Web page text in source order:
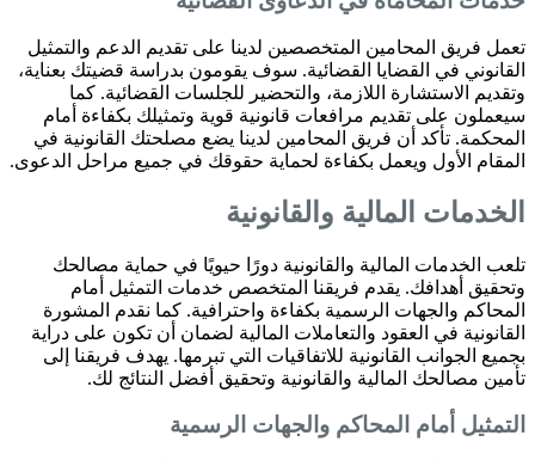
تعمل فريق المحامين المتخصصين لدينا على تقديم الدعم والتمثيل
القانوني في القضايا القضائية. سوف يقومون بدراسة قضيتك بعناية،
وتقديم الاستشارة اللازمة، والتحضير للجلسات القضائية. كما
سيعملون على تقديم مرافعات قانونية قوية وتمثيلك بكفاءة أمام
المحكمة. تأكد أن فريق المحامين لدينا يضع مصلحتك القانونية في
المقام الأول ويعمل بكفاءة لحماية حقوقك في جميع مراحل الدعوى.
الخدمات المالية والقانونية
تلعب الخدمات المالية والقانونية دورًا حيويًا في حماية مصالحك
وتحقيق أهدافك. يقدم فريقنا المتخصص خدمات التمثيل أمام
المحاكم والجهات الرسمية بكفاءة واحترافية. كما نقدم المشورة
القانونية في العقود والتعاملات المالية لضمان أن تكون على دراية
بجميع الجوانب القانونية للاتفاقيات التي تبرمها. يهدف فريقنا إلى
تأمين مصالحك المالية والقانونية وتحقيق أفضل النتائج لك.
التمثيل أمام المحاكم والجهات الرسمية